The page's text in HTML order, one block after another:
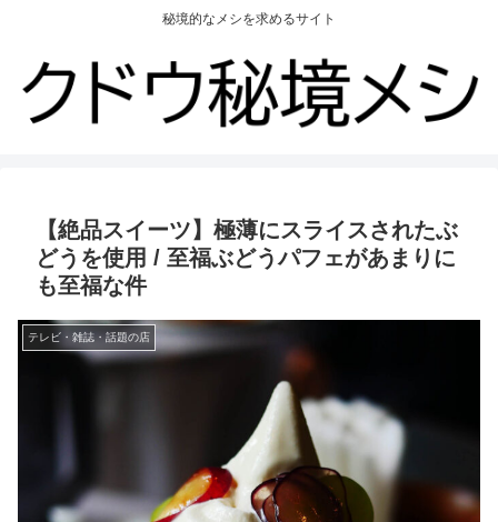
秘境的なメシを求めるサイト
【絶品スイーツ】極薄にスライスされたぶ
どうを使用 / 至福ぶどうパフェがあまりに
も至福な件
テレビ・雑誌・話題の店